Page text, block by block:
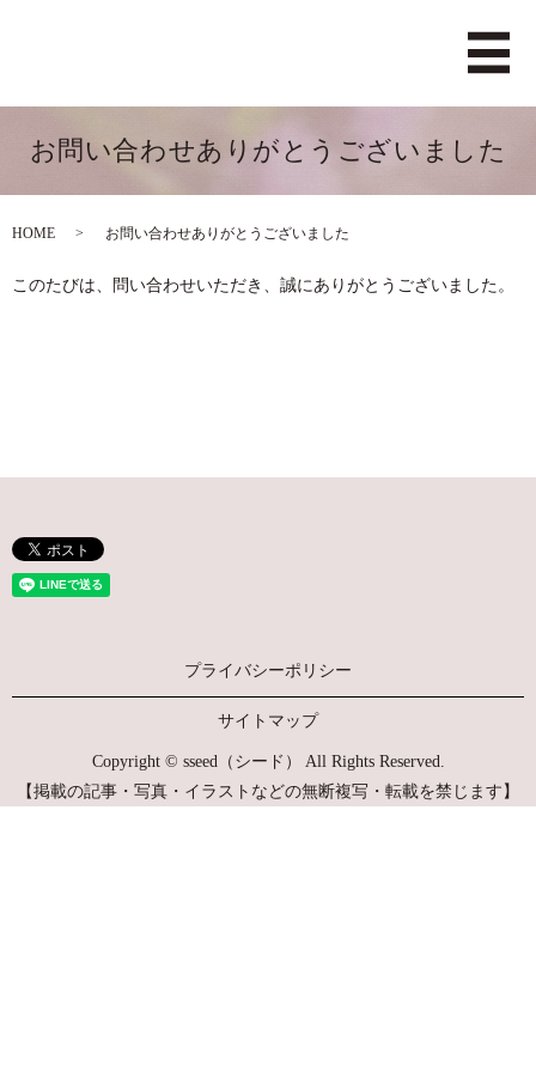
お問い合わせありがとうございました
HOME お問い合わせありがとうございました
このたびは、問い合わせいただき、誠にありがとうございました。
プライバシーポリシー
サイトマップ
Copyright © sseed（シード） All Rights Reserved.
【掲載の記事・写真・イラストなどの無断複写・転載を禁じます】